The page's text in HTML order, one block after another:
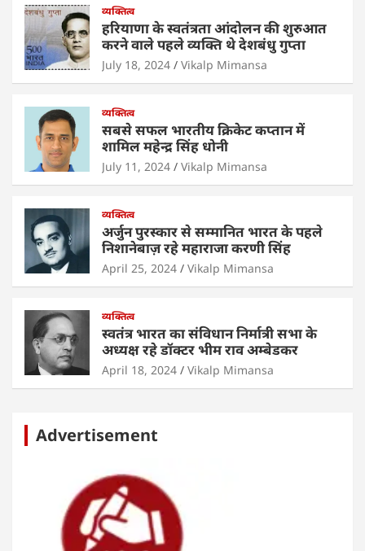
s
A
p
p
e
b
o
o
er e
dI
n
l e
व्यक्तित्व
हरियाणा के स्वतंत्रता आंदोलन की शुरुआत
करने वाले पहले व्यक्ति थे देशबंधु गुप्ता
July 18, 2024 Vikalp Mimansa
व्यक्तित्व
सबसे सफल भारतीय क्रिकेट कप्तान में
शामिल महेन्द्र सिंह धोनी
July 11, 2024 Vikalp Mimansa
व्यक्तित्व
अर्जुन पुरस्कार से सम्मानित भारत के पहले
निशानेबाज़ रहे महाराजा करणी सिंह
April 25, 2024 Vikalp Mimansa
व्यक्तित्व
स्वतंत्र भारत का संविधान निर्मात्री सभा के
अध्यक्ष रहे डॉक्टर भीम राव अम्बेडकर
April 18, 2024 Vikalp Mimansa
Advertisement